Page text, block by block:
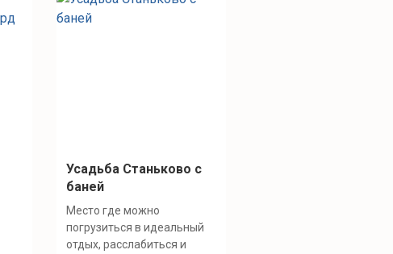
Усадьба Станьково с
баней
Место где можно
погрузиться в идеальный
отдых, расслабиться и